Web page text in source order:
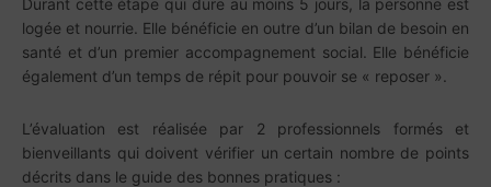
Durant cette étape qui dure au moins 5 jours, la personne est
logée et nourrie. Elle bénéficie en outre d’un bilan de besoin en
santé et d’un premier accompagnement social. Elle bénéficie
également d’un temps de répit pour pouvoir se « reposer ».
L’évaluation est réalisée par 2 professionnels formés et
bienveillants qui doivent vérifier un certain nombre de points
décrits dans le guide des bonnes pratiques :